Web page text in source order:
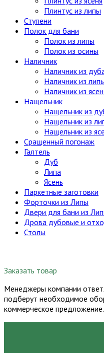
Плинтус из липы
Ступени
Полок для бани
Полок из липы
Полок из осины
Наличник
Наличник из
Наличник из
Наличник из
Нащельник
Нащельник из
Нащельник из
Нащельник из
Сращенный погонаж
Галтель
Дуб
Липа
Ясень
Паркетные заготовки
Форточки из Липы
Двери для бани из
Дрова дубовые и
Столы
Заказать товар
Менеджеры компании
подберут необходимое
коммерческое предложение.